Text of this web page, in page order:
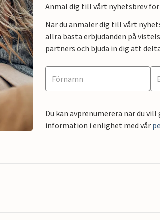
Anmäl dig till vårt nyhetsbrev
När du anmäler dig till vårt
allra bästa erbjudanden på
partners och bjuda in dig att
Du kan avprenumerera när du
information i enlighet med vår